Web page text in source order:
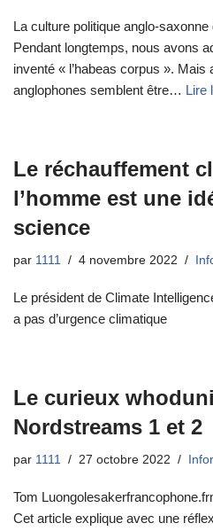
La culture politique anglo-
Pendant longtemps, nous avons
inventé « l’habeas corpus ». Mais
anglophones semblent être… Lire
Le réchauffement
l’homme est une
science
par 1111 4 novembre 2022
Le président de Climate
a pas d’urgence climatique
Le curieux
Nordstreams 1 et 2
par 1111 27 octobre 2022
Tom
Cet article explique avec une